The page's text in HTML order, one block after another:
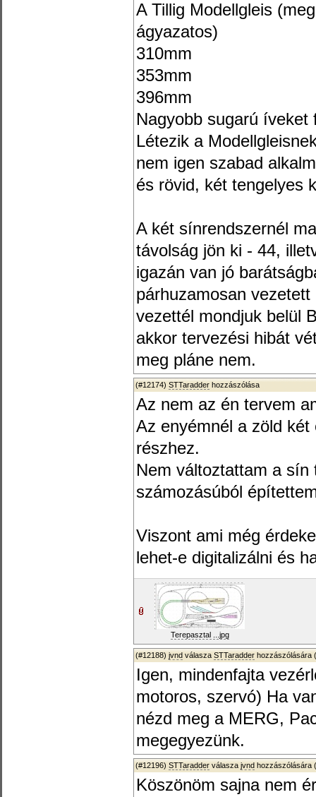
A Tillig Modellgleis
ágyazatos)
310mm
353mm
396mm
Nagyobb sugarú íveket
Létezik a
nem igen szabad
és rövid, két tengelyes
A két sínrendszernél
távolság jön ki - 44,
igazán van jó
párhuzamosan
vezettél mondjuk belül
akkor tervezési hibát
meg pláne nem.
(#12174) STTaradder hozzászólása
Az nem az én tervem
Az enyémnél a zöld
részhez.
Nem változtattam a
számozásúból
Viszont ami még
lehet-e digitalizálni és
Terepasztal ...jpg
(#12188) jvnd válasza STTaradder hozzászólására (
Igen, mindenfajta
motoros, szervó) Ha
nézd meg a MERG,
megegyezünk.
(#12196) STTaradder válasza jvnd hozzászólására (
Köszönöm sajna nem